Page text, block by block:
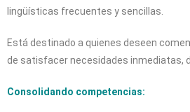
lingüísticas frecuentes y sencillas.
Está destinado a quienes deseen
de satisfacer necesidades inmediatas,
Consolidando competencias: